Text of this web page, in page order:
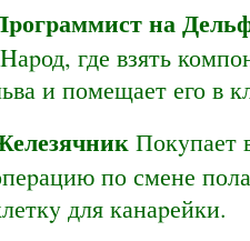
на
где взять
и помещает его в
Покyпает
по смене
для канаpейки.